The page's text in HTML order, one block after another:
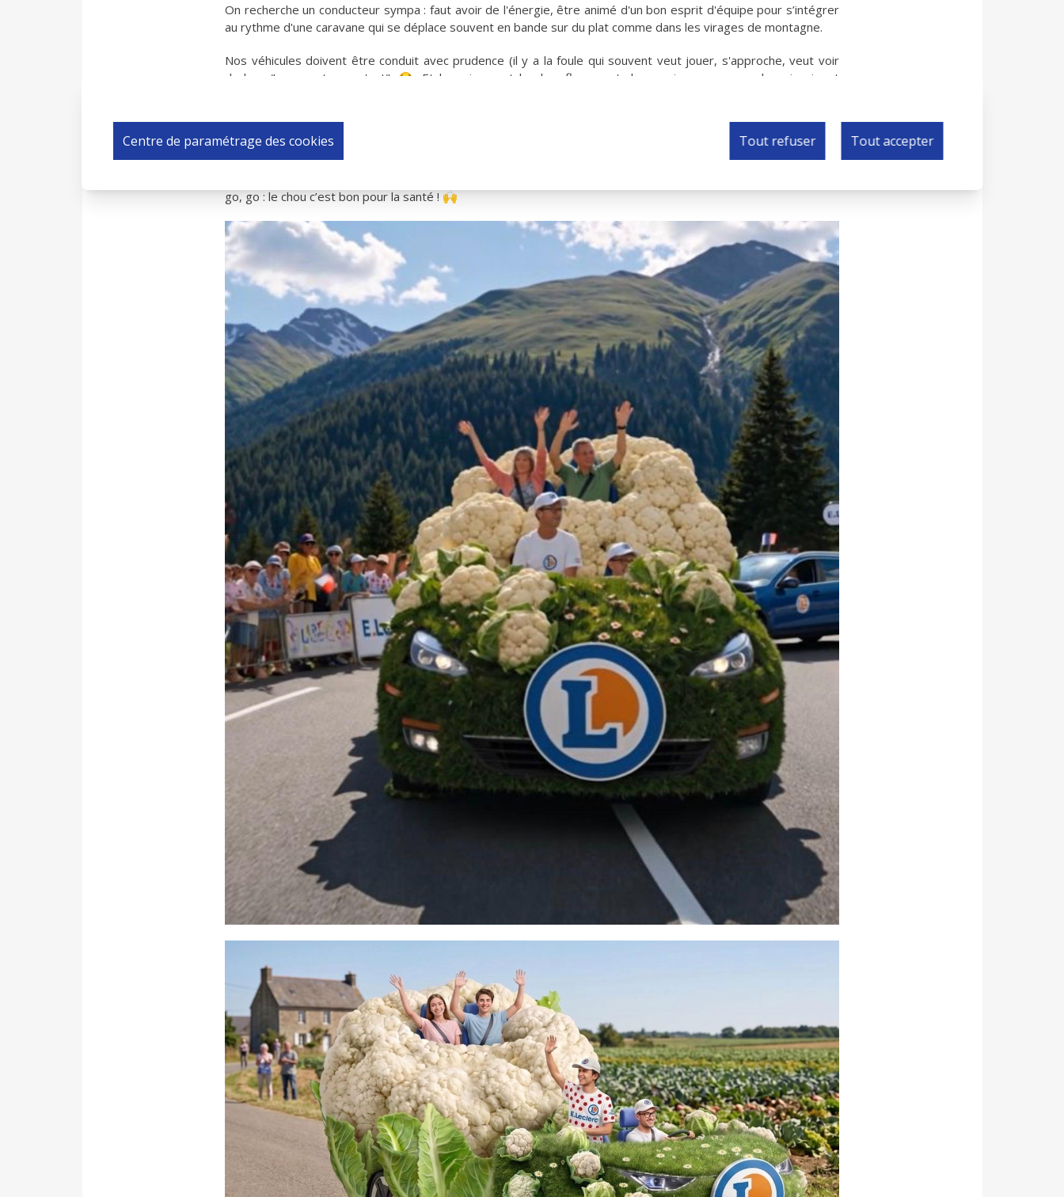
On recherche un conducteur sympa : faut avoir de l'énergie, être animé d'un bon esprit d'équipe pour s’intégrer
au rythme d'une caravane qui se déplace souvent en bande sur du plat comme dans les virages de montagne.
Nos véhicules doivent être conduit avec prudence (il y a la foule qui souvent veut jouer, s'approche, veut voir
dedans "comment que c'est". 😂 Et le poireau et le chou-fleur sont des engins assez grands qui exigent
France Femmes) ; 2) Etre titulaire du permis B depuis au moins 3 ans.
go, go : le chou c’est bon pour la santé ! 🙌
Centre de paramétrage des cookies Tout refuser Tout accepter